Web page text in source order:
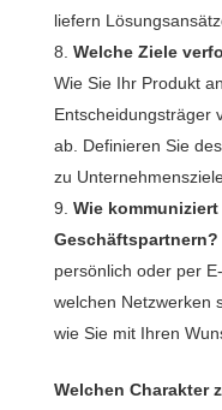
liefern
Welche Ziele
Wie Sie Ihr Produkt
Entscheidungsträger
ab. Definieren Sie
zu
Wie
Geschäftspartnern?
persönlich oder per
welchen Netzwerken
wie Sie mit Ihren
Welchen Charakter